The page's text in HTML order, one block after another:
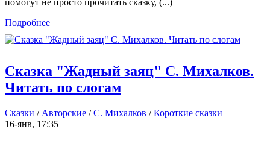
помогут не просто прочитать сказку, (...)
Подробнее
Сказка "Жадный заяц" С. Михалков.
Читать по слогам
Сказки / Авторские /С. Михалков /Короткие сказки
16-янв, 17:35